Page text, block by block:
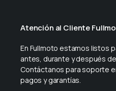
Atención al Cliente
En Fullmoto estamos listos
antes, durante y después
Contáctanos para soporte
pagos y garantías.